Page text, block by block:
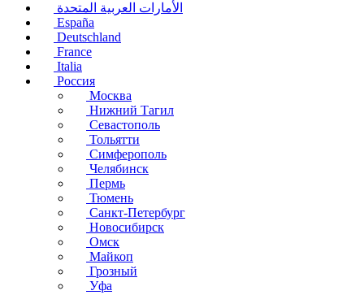
الأمارات العربية المتحدة
España
Deutschland
France
Italia
Россия
Москва
Нижний Тагил
Севастополь
Тольятти
Симферополь
Челябинск
Пермь
Тюмень
Санкт-Петербург
Новосибирск
Омск
Майкоп
Грозный
Уфа